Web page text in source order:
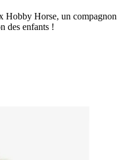
Hobby Horse, un compagnon
des enfants !